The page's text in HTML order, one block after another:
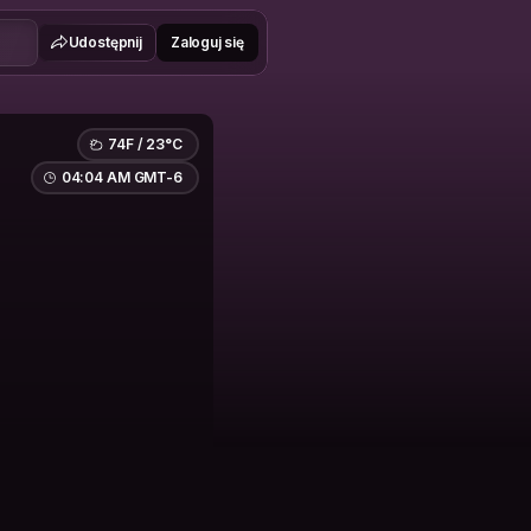
Udostępnij Zaloguj się
74F / 23°C
04:04 AM GMT-6